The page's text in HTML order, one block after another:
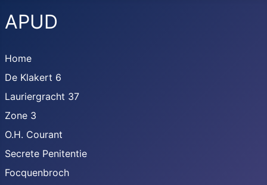
APUD
Home
De Klakert 6
Lauriergracht 37
Zone 3
O.H. Courant
Secrete Penitentie
Focquenbroch